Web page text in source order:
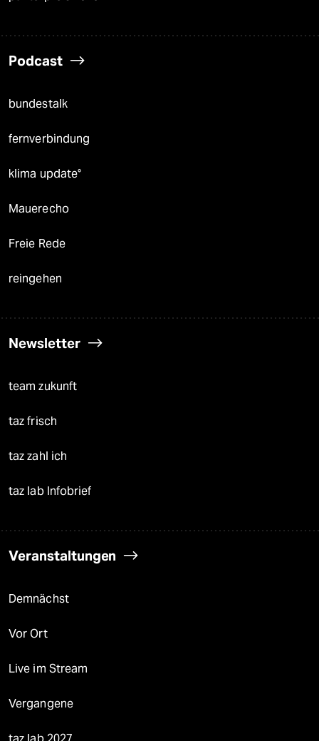
Podcast
bundestalk
fernverbindung
klima update°
Mauerecho
Freie Rede
reingehen
Newsletter
team zukunft
taz frisch
taz zahl ich
taz lab Infobrief
Veranstaltungen
Demnächst
Vor Ort
Live im Stream
Vergangene